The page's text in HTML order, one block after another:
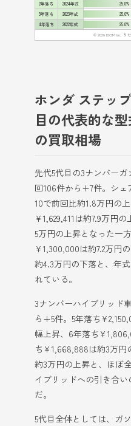
2年落ち
2024年式 25.0%
3年落ち
2023年式 25.0%
4年落ち
2022年式 25.0%
© 2026 IDOM Inc.
ホンダ ステッ
目の代表的な
の買取相場
先代5代目の3ナンバーガ
回106件から+7件。シェ
10で前回比約1.8万円の
¥1,629,411は約7.9万円
5万円の上昇となった一
¥1,300,000は約7.2万円
約4.3万円の下落と、年
れている。
3ナンバーハイブリッド
ら+5件。5年落ち
幅上昇、6年落ち
ち¥1,668,888は約3万円
約3万円の上昇と、ほぼ
イブリッドへの引き合
だ。
5代目全体としては、ガ